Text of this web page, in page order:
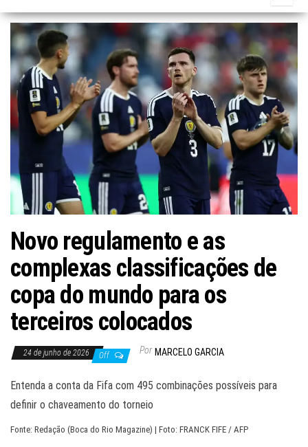
Novo regulamento e as
complexas classificações de
copa do mundo para os
terceiros colocados
24 de junho de 2026 Off Por MARCELO GARCIA
Entenda a conta da Fifa com 495 combinações possíveis para
definir o chaveamento do torneio
Fonte: Redação (Boca do Rio Magazine) | Foto: FRANCK FIFE / AFP